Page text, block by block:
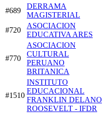
#689
DERRAMA
MAGISTERIAL
#720
ASOCIACION
EDUCATIVA ARES
#770
ASOCIACION
CULTURAL
PERUANO
BRITANICA
#1510
INSTITUTO
EDUCACIONAL
FRANKLIN DELANO
ROOSEVELT - IFDR